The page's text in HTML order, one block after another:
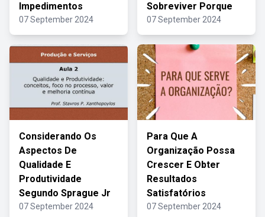
Impedimentos
07 September 2024
Sobreviver Porque
07 September 2024
Considerando Os
Aspectos De
Qualidade E
Produtividade
Segundo Sprague Jr
07 September 2024
Para Que A
Organização Possa
Crescer E Obter
Resultados
Satisfatórios
07 September 2024